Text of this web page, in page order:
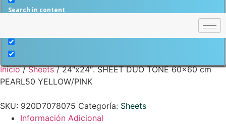
Search in content
Inicio/Sheets/ 24″x24″. SHEET DUO TONE 60×60 cm
PEARL50 YELLOW/PINK
SKU: 920D7078075 Categoría: Sheets
Información Adicional